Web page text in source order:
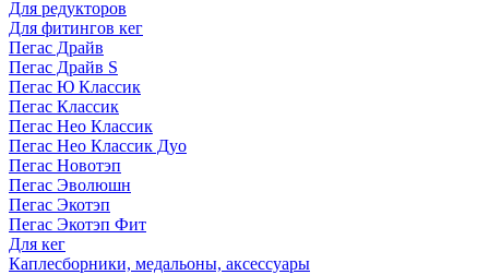
Для редукторов
Для фитингов кег
Пегас Драйв
Пегас Драйв S
Пегас Ю Классик
Пегас Классик
Пегас Нео Классик
Пегас Нео Классик Дуо
Пегас Новотэп
Пегас Эволюшн
Пегас Экотэп
Пегас Экотэп Фит
Для кег
Каплесборники, медальоны, аксессуары